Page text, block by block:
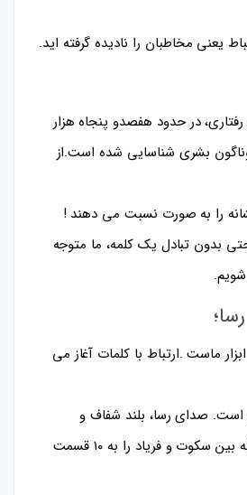
یعنی مخاطبان را نادیده گرفته اید.
در حدود هفصدو پنجاه هزار
بشری شناسایی شده است.از
را به صورت نسبت می دهند !
بدون تبادل یک کلمه، ما متوجه
ماست .ارتباط با کلمات آغاز می
صدای رسا، بلند شفاف و
مطمئن است .اگر فاصله بین سکوت و فریاد را به ۱۰ قسمت